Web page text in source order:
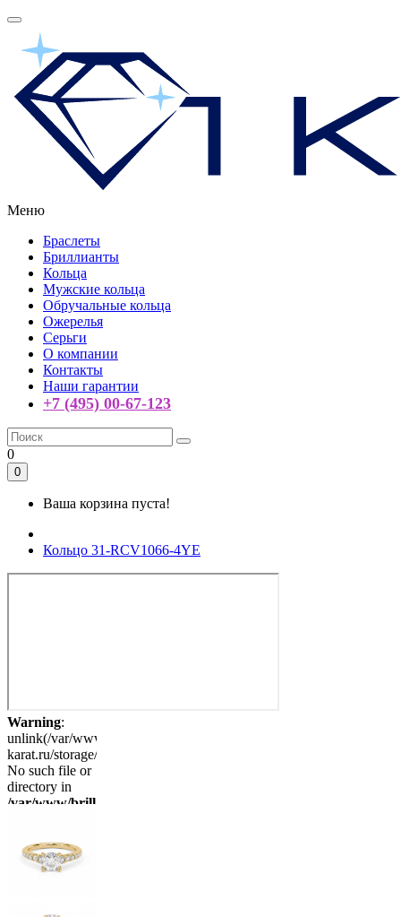
Меню
Браслеты
Бриллианты
Кольца
Мужские кольца
Обручальные кольца
Ожерелья
Серьги
О компании
Контакты
Наши гарантии
+7 (495) 00-67-123
0
0
Ваша корзина пуста!
Кольцо 31-RCV1066-4YE